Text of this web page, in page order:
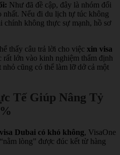
Như đã đề cập, đây là nhóm đối
nhất. Nếu đi du lịch tự túc không
chính không thực sự mạnh, hồ sơ
thấy câu trả lời cho việc xin visa
rất lớn vào kinh nghiệm thẩm định
cũng có thể làm lỡ dở cả một
Tế Giúp Nâng Tỷ
Dubai có khó không, VisaOne
lòng” được đúc kết từ hàng